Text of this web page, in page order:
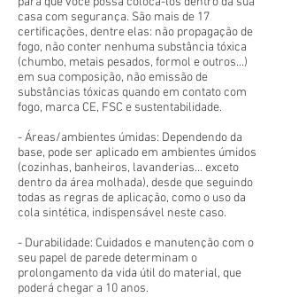
casa com segurança. São mais de 17
certificações, dentre elas: não propagação de
fogo, não conter nenhuma substância tóxica
(chumbo, metais pesados, formol e outros...)
em sua composição, não emissão de
substâncias tóxicas quando em contato com
fogo, marca CE, FSC e sustentabilidade.
- Áreas/ambientes úmidas: Dependendo da
base, pode ser aplicado em ambientes úmidos
(cozinhas, banheiros, lavanderias... exceto
dentro da área molhada), desde que seguindo
todas as regras de aplicação, como o uso da
cola sintética, indispensável neste caso.
- Durabilidade: Cuidados e manutenção com o
seu papel de parede determinam o
prolongamento da vida útil do material, que
poderá chegar a 10 anos.